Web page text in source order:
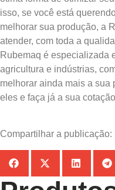
isso, se você está
melhorar sua produção, a
atender, com toda a
Rubemaq é especializada
agricultura e indústrias,
melhorar ainda mais a sua
eles e faça já a sua
Compartilhar a publicação: